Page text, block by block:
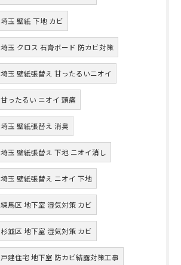
埼玉 壁紙 下地 カビ
埼玉 クロス 石膏ボード 防カビ対策
埼玉 壁紙張替え 甘ったるいニオイ
甘ったるい ニオイ 頭痛
埼玉 壁紙張替え 消臭
埼玉 壁紙張替え 下地 ニオイ消し
埼玉 壁紙張替え ニオイ 下地
練馬区 地下室 湿気対策 カビ
杉並区 地下室 湿気対策 カビ
戸建住宅 地下室 防カビ結露対策工事